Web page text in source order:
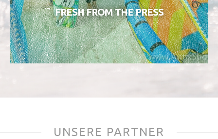
FRESH FROM THE PRESS
UNSERE PARTNER